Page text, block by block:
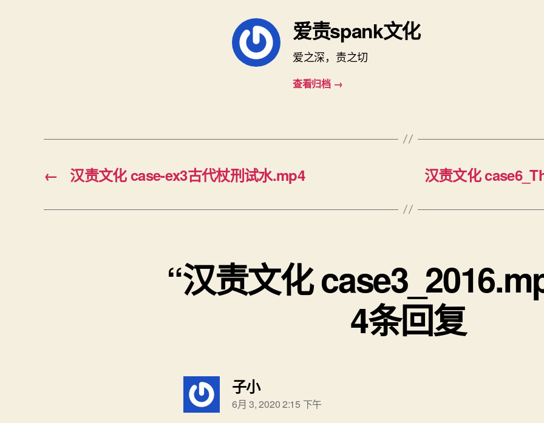
爱责spank文化
爱之深，责之切
查看归档 →
← 汉责文化 case-ex3古代杖刑试水.mp4 汉责文化
“汉责文化
4条回复
子小说：
6月 3, 2020 2:15 下午